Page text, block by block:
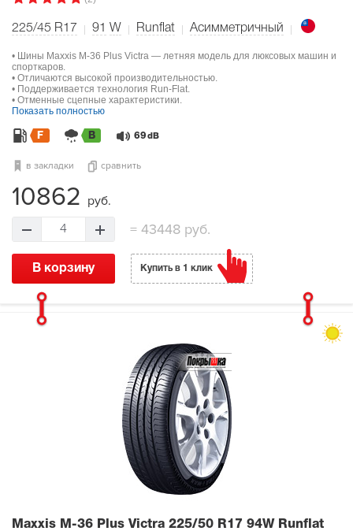
225/45 R17 91 W Runflat Асимметричный
• Шины Maxxis M-36 Plus Victra — летняя модель для люксовых машин и
спорткаров.
• Отличаются высокой производительностью.
• Поддерживается технология Run-Flat.
• Отменные сцепные характеристики.
Показать полностью
F B 69 dB
в закладки сравнить
10862 руб.
4 =43448 руб.
В корзину Купить в 1 клик
Maxxis M-36 Plus Victra 225/50 R17 94W Runflat